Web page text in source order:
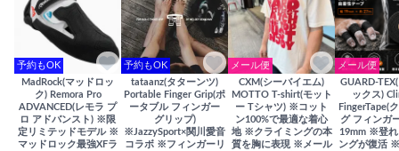
予約もOK
MadRock(マッドロッ
ク) Remora Pro
ADVANCED(レモラ プ
ロ アドバンスト) ※限
定リミテッドモデル ※
マッドロック最強XFラ
予約もOK
tataanz(タターンツ)
Portable Finger Grip(ポ
ータブル フィンガー
グリップ)
※JazzySport×関川愛音
コラボ ※フィンガーリ
メール便
CXM(シーバイエム)
MOTTO T-shirt(モット
ー Tシャツ) ※コット
ン100%で最適な着心
地 ※クライミングの本
質を胸に表現 ※メール
メール便
GUARD-
ックス)
FingerTape(
グ フィンガ
19mm ※登れ
ングが復活